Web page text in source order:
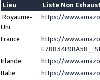
Lieu
Liste Non
Royaume-
Uni
https://
France
https://
Irlande
https://
Italie
https://